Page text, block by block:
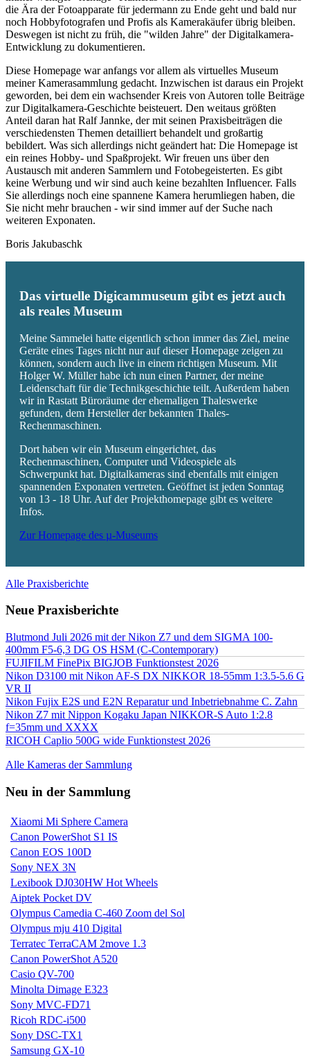
die Ära der Fotoapparate für jedermann zu Ende geht und bald nur
noch Hobbyfotografen und Profis als Kamerakäufer übrig bleiben.
Deswegen ist nicht zu früh, die "wilden Jahre" der Digitalkamera-
Entwicklung zu dokumentieren.
Diese Homepage war anfangs vor allem als virtuelles Museum
meiner Kamerasammlung gedacht. Inzwischen ist daraus ein Projekt
geworden, bei dem ein wachsender Kreis von Autoren tolle Beiträge
zur Digitalkamera-Geschichte beisteuert. Den weitaus größten
Anteil daran hat Ralf Jannke, der mit seinen Praxisbeiträgen die
verschiedensten Themen detailliert behandelt und großartig
bebildert. Was sich allerdings nicht geändert hat: Die Homepage ist
ein reines Hobby- und Spaßprojekt. Wir freuen uns über den
Austausch mit anderen Sammlern und Fotobegeisterten. Es gibt
keine Werbung und wir sind auch keine bezahlten Influencer. Falls
Sie allerdings noch eine spannene Kamera herumliegen haben, die
Sie nicht mehr brauchen - wir sind immer auf der Suche nach
weiteren Exponaten.
Boris Jakubaschk
Das virtuelle Digicammuseum gibt es jetzt auch
als reales Museum
Meine Sammelei hatte eigentlich schon immer das Ziel, meine
Geräte eines Tages nicht nur auf dieser Homepage zeigen zu
können, sondern auch live in einem richtigen Museum. Mit
Holger W. Müller habe ich nun einen Partner, der meine
Leidenschaft für die Technikgeschichte teilt. Außerdem haben
wir in Rastatt Büroräume der ehemaligen Thaleswerke
gefunden, dem Hersteller der bekannten Thales-
Rechenmaschinen.
Dort haben wir ein Museum eingerichtet, das
Rechenmaschinen, Computer und Videospiele als
Schwerpunkt hat. Digitalkameras sind ebenfalls mit einigen
spannenden Exponaten vertreten. Geöffnet ist jeden Sonntag
von 13 - 18 Uhr. Auf der Projekthomepage gibt es weitere
Infos.
Zur Homepage des µ-Museums
Alle Praxisberichte
Neue Praxisberichte
Blutmond Juli 2026 mit der Nikon Z7 und dem SIGMA 100-
400mm F5-6,3 DG OS HSM (C-Contemporary)
FUJIFILM FinePix BIGJOB Funktionstest 2026
Nikon D3100 mit Nikon AF-S DX NIKKOR 18-55mm 1:3.5-5.6 G
VR II
Nikon Fujix E2S und E2N Reparatur und Inbetriebnahme C. Zahn
Nikon Z7 mit Nippon Kogaku Japan NIKKOR-S Auto 1:2.8
f=35mm und XXXX
RICOH Caplio 500G wide Funktionstest 2026
Alle Kameras der Sammlung
Neu in der Sammlung
Xiaomi Mi Sphere Camera
Canon PowerShot S1 IS
Canon EOS 100D
Sony NEX 3N
Lexibook DJ030HW Hot Wheels
Aiptek Pocket DV
Olympus Camedia C-460 Zoom del Sol
Olympus mju 410 Digital
Terratec TerraCAM 2move 1.3
Canon PowerShot A520
Casio QV-700
Minolta Dimage E323
Sony MVC-FD71
Ricoh RDC-i500
Sony DSC-TX1
Samsung GX-10